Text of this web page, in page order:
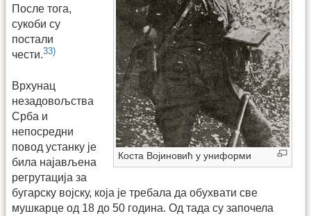
Коста Војиновић у униформи
После тога,
сукоби су
постали
чести.33)
Врхунац
незадовољства
Срба и
непосредни
повод устанку је
била најављена
регрутација за
бугарску војску, која је требала да обухвати све
мушкарце од 18 до 50 година. Од тада су започела